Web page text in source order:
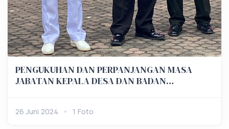
PENGUKUHAN DAN PERPANJANGAN MASA
JABATAN KEPALA DESA DAN BADAN
26 Juni 2024 1 Foto